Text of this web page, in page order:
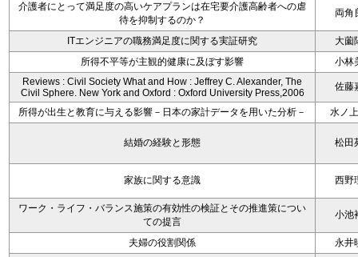
介護者にとって満足度の高いケアプランは在宅要介護高齢者への虐
待を抑制するのか？
両角
ITエンジニアの職務満足度に関する実証研究
大薗
所得不平等が主観的健康に及ぼす影響
小林
Reviews : Civil Society What and How : Jeffrey C. Alexander, The
Civil Sphere. New York and Oxford : Oxford University Press,2006
佐藤
所得が出生と教育に与える影響－日本の家計データを用いた分析－ 水ノ
結婚の経験と形態 松田
家族に関する意識 西野
ワーク・ライフ・バランス施策の有効性の検証とその推進策につい
ての提言
小池
夫婦の役割関係 永井